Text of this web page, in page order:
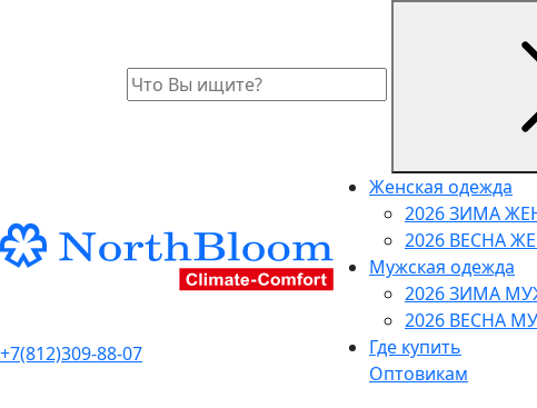
+7(812)309-88-07
Женская одежда
2026 ЗИМА
2026 ВЕСНА
Мужская одежда
2026 ЗИМА
2026 ВЕСНА
Где купить
Оптовикам